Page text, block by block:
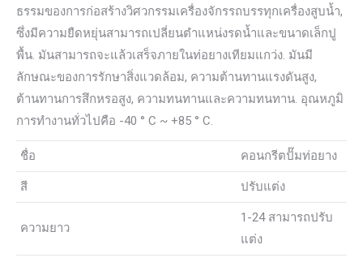
ธรรมของการก่อสร้างวิศวกรรมเครื่องจักรรถบรรทุกเครื่องสูบน้ำ,
ซึ่งมีความยืดหยุ่นสามารถเปลี่ยนตำแหน่งรดน้ำและขนาดเล็กปู
พื้น. มันสามารถจะแล้วเสร็จภายในท่อยางเทียมแกว่ง. มันมี
ลักษณะของการรักษาสิ่งแวดล้อม, ความต้านทานแรงดันสูง,
ต้านทานการสึกหรอสูง, ความทนทานและความทนทาน. อุณหภูมิ
การทำงานทั่วไปคือ -40 ° C ~ +85 ° C.
ชื่อ คอนกรีตปั๊มท่อยาง
สี ปรับแต่ง
ความยาว
1-24 สามารถปรับ
แต่ง